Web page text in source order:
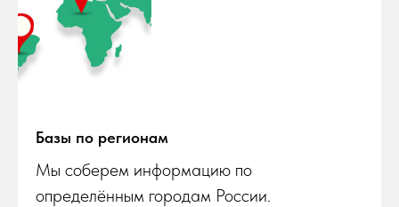
Базы по регионам
Мы соберем информацию по
определённым городам России.